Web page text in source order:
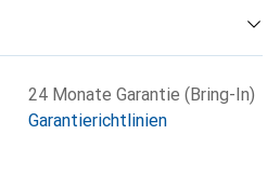
24 Monate Garantie (Bring-In)
Garantierichtlinien